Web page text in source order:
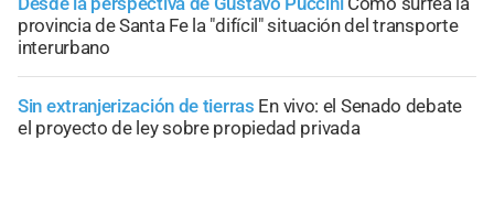
provincia de Santa Fe la "difícil" situación del transporte
interurbano
Sin extranjerización de tierras En vivo: el Senado debate
el proyecto de ley sobre propiedad privada